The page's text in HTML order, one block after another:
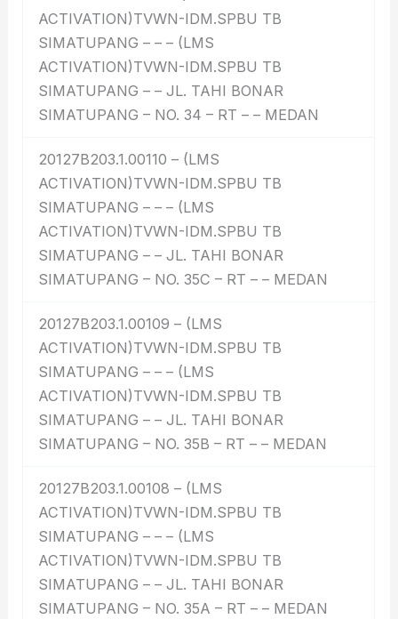
ACTIVATION)TVWN-IDM.SPBU TB
SIMATUPANG – – – (LMS
ACTIVATION)TVWN-IDM.SPBU TB
SIMATUPANG – – JL. TAHI BONAR
SIMATUPANG – NO. 34 – RT – – MEDAN
20127B203.1.00110 – (LMS
ACTIVATION)TVWN-IDM.SPBU TB
SIMATUPANG – – – (LMS
ACTIVATION)TVWN-IDM.SPBU TB
SIMATUPANG – – JL. TAHI BONAR
SIMATUPANG – NO. 35C – RT – – MEDAN
20127B203.1.00109 – (LMS
ACTIVATION)TVWN-IDM.SPBU TB
SIMATUPANG – – – (LMS
ACTIVATION)TVWN-IDM.SPBU TB
SIMATUPANG – – JL. TAHI BONAR
SIMATUPANG – NO. 35B – RT – – MEDAN
20127B203.1.00108 – (LMS
ACTIVATION)TVWN-IDM.SPBU TB
SIMATUPANG – – – (LMS
ACTIVATION)TVWN-IDM.SPBU TB
SIMATUPANG – – JL. TAHI BONAR
SIMATUPANG – NO. 35A – RT – – MEDAN